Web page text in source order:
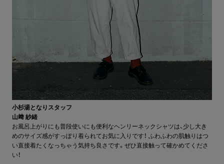
小杉湯となりスタッフ
山﨑 紗緒
お風呂上がりにも普段使いにも便利なヘンリーネックシャツは、少し大き
めのサイズ感がすっぽり着られてお気に入りです！ ふわふわの肌触りはつ
い直接着たくなっちゃう気持ち良さです。ぜひ直接触って確かめてくださ
い！